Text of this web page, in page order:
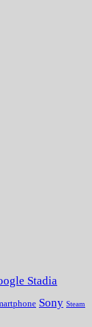
Stadia
Sony Steam